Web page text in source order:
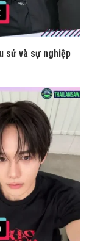
sử và sự nghiệp